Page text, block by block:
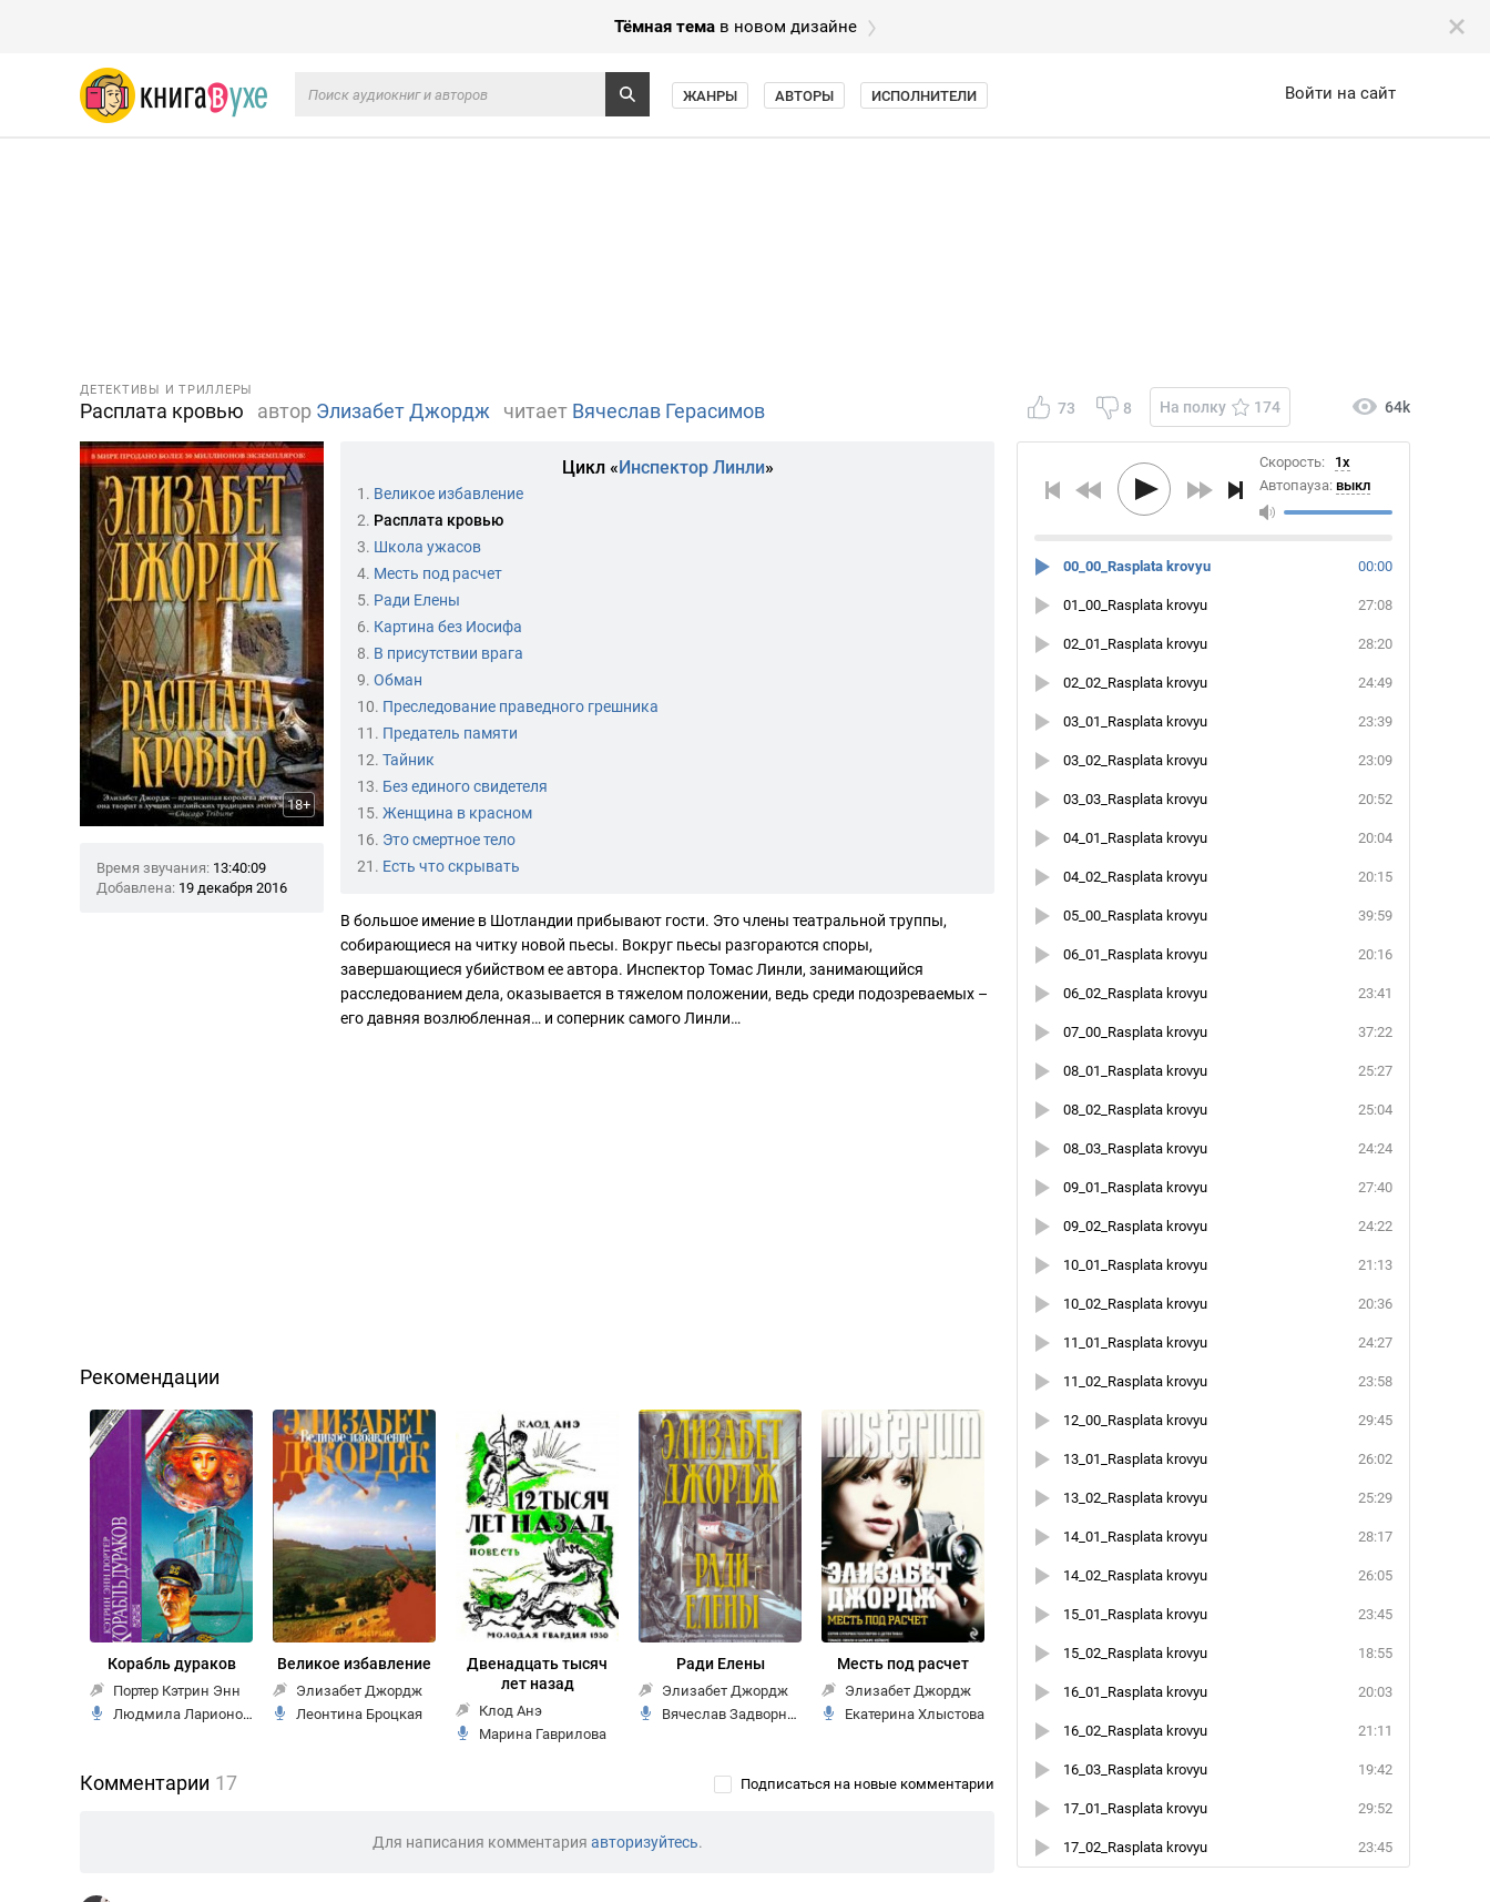
Тёмная тема в новом дизайне
Войти на сайт
ЖАНРЫ АВТОРЫ ИСПОЛНИТЕЛИ
73 8 На полку 174 64k
Скорость:
1x
Автопауза: выкл
00:00
00_00_Rasplata krovyu
27:08
01_00_Rasplata krovyu
28:20
02_01_Rasplata krovyu
24:49
02_02_Rasplata krovyu
23:39
03_01_Rasplata krovyu
23:09
03_02_Rasplata krovyu
20:52
03_03_Rasplata krovyu
20:04
04_01_Rasplata krovyu
20:15
04_02_Rasplata krovyu
39:59
05_00_Rasplata krovyu
20:16
06_01_Rasplata krovyu
23:41
06_02_Rasplata krovyu
37:22
07_00_Rasplata krovyu
25:27
08_01_Rasplata krovyu
25:04
08_02_Rasplata krovyu
24:24
08_03_Rasplata krovyu
27:40
09_01_Rasplata krovyu
24:22
09_02_Rasplata krovyu
21:13
10_01_Rasplata krovyu
20:36
10_02_Rasplata krovyu
24:27
11_01_Rasplata krovyu
23:58
11_02_Rasplata krovyu
29:45
12_00_Rasplata krovyu
26:02
13_01_Rasplata krovyu
25:29
13_02_Rasplata krovyu
28:17
14_01_Rasplata krovyu
26:05
14_02_Rasplata krovyu
23:45
15_01_Rasplata krovyu
18:55
15_02_Rasplata krovyu
20:03
16_01_Rasplata krovyu
21:11
16_02_Rasplata krovyu
19:42
16_03_Rasplata krovyu
29:52
17_01_Rasplata krovyu
23:45
17_02_Rasplata krovyu
ДЕТЕКТИВЫ И ТРИЛЛЕРЫ
Расплата кровью автор Элизабет Джордж читает Вячеслав Герасимов
18+
Время звучания: 13:40:09
Добавлена: 19 декабря 2016
Цикл «Инспектор Линли»
1. Великое избавление
2. Расплата кровью
3. Школа ужасов
4. Месть под расчет
5. Ради Елены
6. Картина без Иосифа
8. В присутствии врага
9. Обман
10. Преследование праведного грешника
11. Предатель памяти
12. Тайник
13. Без единого свидетеля
15. Женщина в красном
16. Это смертное тело
21. Есть что скрывать
В большое имение в Шотландии прибывают гости. Это члены театральной труппы,
собирающиеся на читку новой пьесы. Вокруг пьесы разгораются споры,
завершающиеся убийством ее автора. Инспектор Томас Линли, занимающийся
расследованием дела, оказывается в тяжелом положении, ведь среди подозреваемых –
его давняя возлюбленная… и соперник самого Линли…
Рекомендации
Корабль дураков
Портер Кэтрин Энн
Людмила Ларионова
Великое избавление
Элизабет Джордж
Леонтина Броцкая
Двенадцать тысяч
лет назад
Клод Анэ
Марина Гаврилова
Ради Елены
Элизабет Джордж
Вячеслав Задворных
Месть под расчет
Элизабет Джордж
Екатерина Хлыстова
Подписаться на новые комментарии
Комментарии 17
Для написания комментария авторизуйтесь.